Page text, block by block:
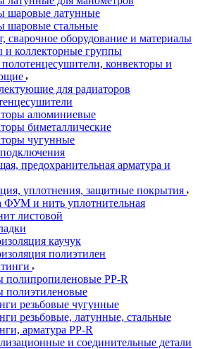
шаровые латунные
шаровые стальные
сварочное оборудование и материалы
и коллекторные группы
конвекторы и
для радиаторов
алюминиевые
биметаллические
чугунные
предохранительная арматура и
уплотнения, защитные покрытия
ФУМ и нить уплотнительная
листовой
каучук
полиэтилен
полипропиленовые PP-R
полиэтиленовые
резьбовые чугунные
резьбовые, латунные, стальные
арматура PP-R
и соединительные детали